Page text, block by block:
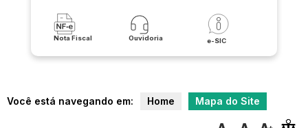
Nota Fiscal Ouvidoria e-SIC
Você está navegando em: Home Mapa do Site